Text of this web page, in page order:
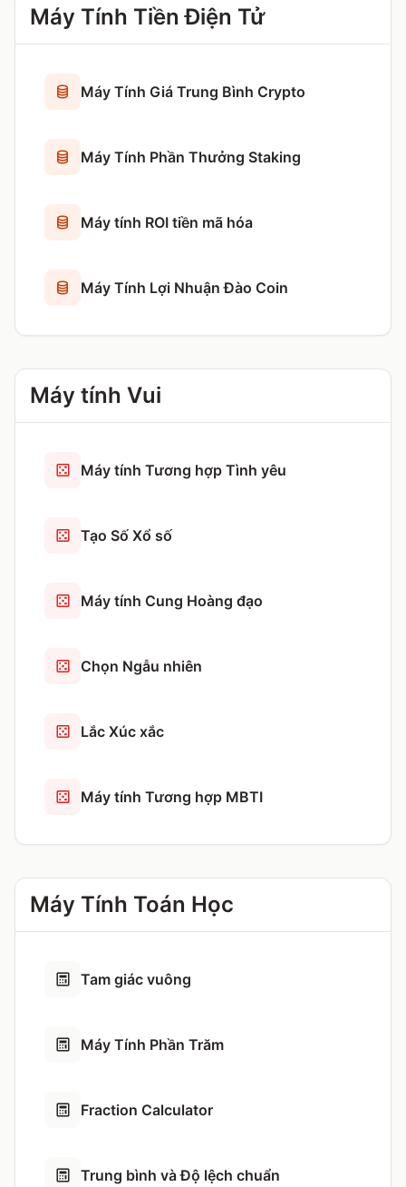
Máy Tính Tiền Điện Tử
Máy Tính Giá Trung Bình Crypto
Máy Tính Phần Thưởng Staking
Máy tính ROI tiền mã hóa
Máy Tính Lợi Nhuận Đào Coin
Máy tính Vui
Máy tính Tương hợp Tình yêu
Tạo Số Xổ số
Máy tính Cung Hoàng đạo
Chọn Ngẫu nhiên
Lắc Xúc xắc
Máy tính Tương hợp MBTI
Máy Tính Toán Học
Tam giác vuông
Máy Tính Phần Trăm
Fraction Calculator
Trung bình và Độ lệch chuẩn